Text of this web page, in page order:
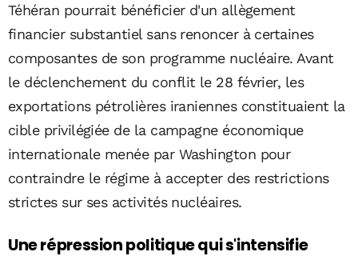
Téhéran pourrait bénéficier d'un allègement
financier substantiel sans renoncer à certaines
composantes de son programme nucléaire. Avant
le déclenchement du conflit le 28 février, les
exportations pétrolières iraniennes constituaient la
cible privilégiée de la campagne économique
internationale menée par Washington pour
contraindre le régime à accepter des restrictions
strictes sur ses activités nucléaires.
Une répression politique qui s'intensifie